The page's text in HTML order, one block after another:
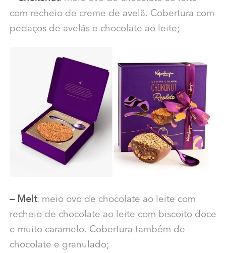
com recheio de creme de avelã. Cobertura com
pedaços de avelãs e chocolate ao leite;
– Melt: meio ovo de chocolate ao leite com
recheio de chocolate ao leite com biscoito doce
e muito caramelo. Cobertura também de
chocolate e granulado;